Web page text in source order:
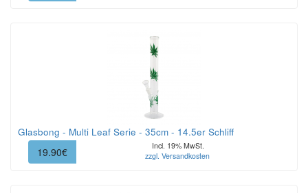
Glasbong - Multi Leaf Serie - 35cm - 14.5er Schliff
19.90€
Incl. 19% MwSt.
zzgl. Versandkosten